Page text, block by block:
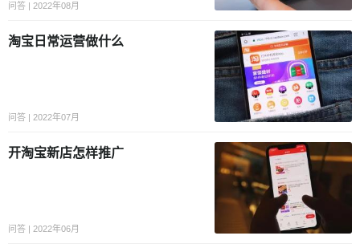
问答 | 2022年08月
淘宝日常运营做什么
问答 | 2022年07月
开淘宝新店怎样推广
问答 | 2022年06月